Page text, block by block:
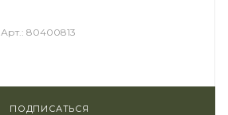
Арт.: 80400813
ПОДПИСАТЬСЯ